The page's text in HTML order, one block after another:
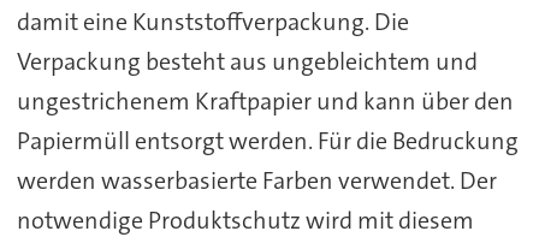
damit eine Kunststoffverpackung. Die
Verpackung besteht aus ungebleichtem und
ungestrichenem Kraftpapier und kann über den
Papiermüll entsorgt werden. Für die Bedruckung
werden wasserbasierte Farben verwendet. Der
notwendige Produktschutz wird mit diesem